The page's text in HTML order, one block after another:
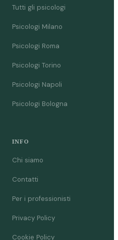
Tutti gli psicologi
Psicologi Milano
Psicologi Roma
Psicologi Torino
Psicologi Napoli
Psicologi Bologna
INFO
Chi siamo
Contatti
Per i professionisti
Privacy Policy
Cookie Policy